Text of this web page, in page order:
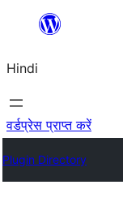
सामग्री
जाएं
Hindi
वर्डप्रेस प्राप्त करें
Plugin Directory